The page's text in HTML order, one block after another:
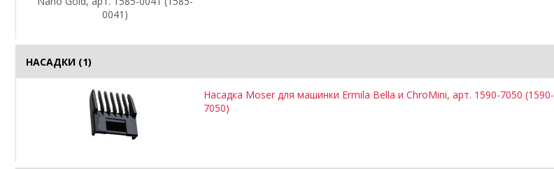
НАСАДКИ (1)
Насадка Moser для машинки Ermila Bella и ChroMini, арт. 1590-7050 (1590-
7050)